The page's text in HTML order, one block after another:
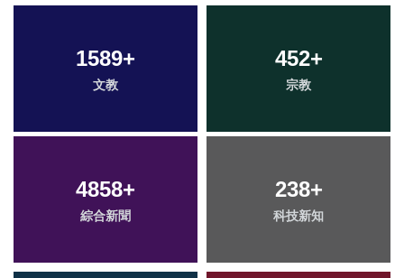
1589+
文教
452+
宗教
4858+
綜合新聞
238+
科技新知